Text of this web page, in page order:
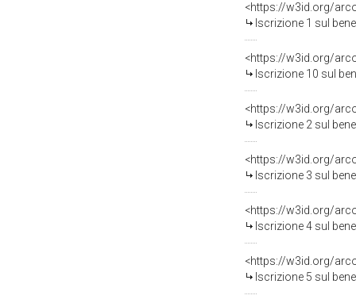
<https://w3id.org/
Iscrizione 1 sul
<https://w3id.org/
Iscrizione 10 sul
<https://w3id.org/
Iscrizione 2 sul
<https://w3id.org/
Iscrizione 3 sul
<https://w3id.org/
Iscrizione 4 sul
<https://w3id.org/
Iscrizione 5 sul